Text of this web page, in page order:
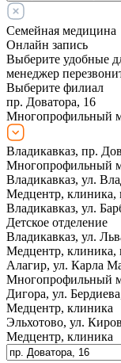
Семейная медицина
Онлайн запись
Выберите удобные
менеджер
Выберите филиал
пр. Доватора, 16
Многопрофильный
Владикавказ, пр.
Многопрофильный
Владикавказ, ул.
Медцентр, клиника,
Владикавказ, ул.
Детское отделение
Владикавказ, ул.
Медцентр, клиника,
Алагир, ул. Карла
Многопрофильный
Дигора, ул.
Медцентр, клиника
Эльхотово, ул.
Медцентр, клиника